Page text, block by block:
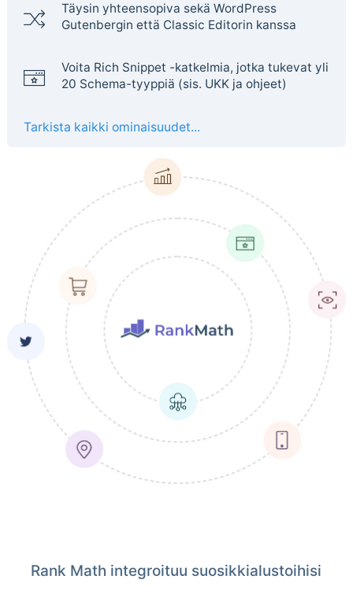
Täysin yhteensopiva sekä WordPress
Gutenbergin että Classic Editorin kanssa
Voita Rich Snippet -katkelmia, jotka tukevat yli
20 Schema-tyyppiä (sis. UKK ja ohjeet)
Tarkista kaikki ominaisuudet...
Rank Math integroituu suosikkialustoihisi